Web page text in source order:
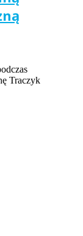
Traczyk